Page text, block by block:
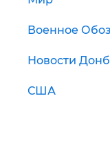
Военное
Новости
США